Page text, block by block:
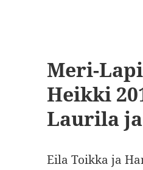
Meri-
Heikki
Laurila
Eila Toikka ja